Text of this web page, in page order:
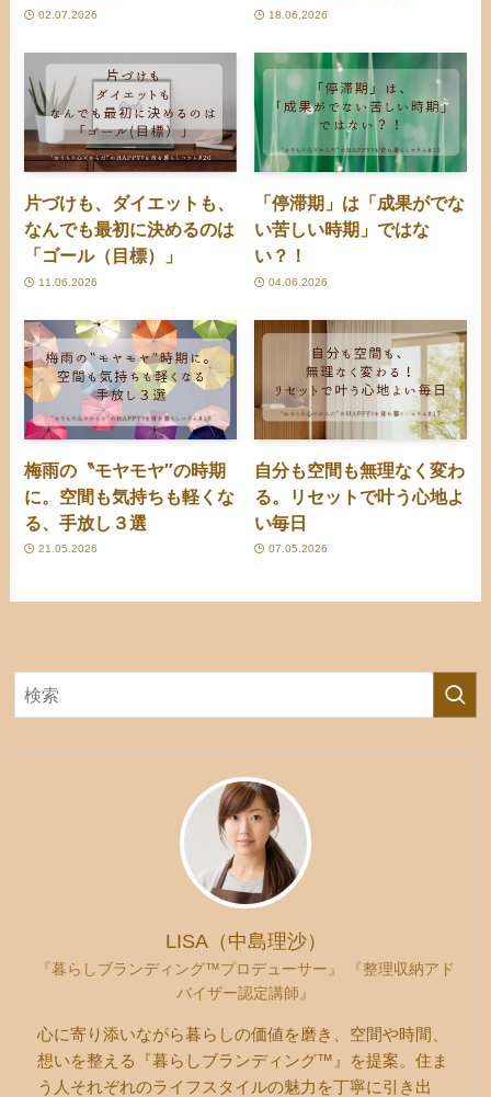
02.07.2026 18.06.2026
片づけも、ダイエットも、
なんでも最初に決めるのは
「ゴール（目標）」
11.06.2026
「停滞期」は「成果がでな
い苦しい時期」ではな
い？！
04.06.2026
梅雨の〝モヤモヤ″の時期
に。空間も気持ちも軽くな
る、手放し３選
21.05.2026
自分も空間も無理なく変わ
る。リセットで叶う心地よ
い毎日
07.05.2026
LISA（中島理沙）
『暮らしブランディング™プロデューサー』 『整理収納アド
バイザー認定講師』
心に寄り添いながら暮らしの価値を磨き、空間や時間、
想いを整える『暮らしブランディング™』を提案。住ま
う人それぞれのライフスタイルの魅力を丁寧に引き出